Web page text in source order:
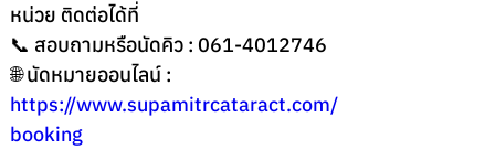
หน่วย ติดต่อได้ที่
📞 สอบถามหรือนัดคิว : 061-4012746
🌐 นัดหมายออนไลน์ :
https://www.supamitrcataract.com/
booking